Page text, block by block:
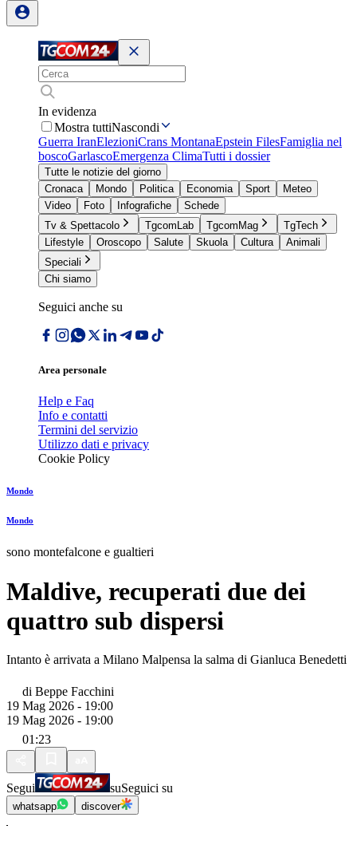
In evidenza
Mostra tuttiNascondi
Guerra IranElezioniCrans MontanaEpstein FilesFamiglia nel
boscoGarlascoEmergenza ClimaTutti i dossier
Tutte le notizie del giorno
Cronaca
Mondo Politica Economia Sport
Meteo
Video
Foto Infografiche
Schede
Tv & Spettacolo
TgcomLab TgcomMag
TgTech
Lifestyle
Oroscopo Salute Skuola Cultura
Animali
Speciali
Chi siamo
Seguici anche su
Area personale
Help e Faq
Info e contatti
Termini del servizio
Utilizzo dati e privacy
Cookie Policy
Mondo
Mondo
sono montefalcone e gualtieri
Maldive, recuperati due dei
quattro sub dispersi
Intanto è arrivata a Milano Malpensa la salma di Gianluca Benedetti
di Beppe Facchini
19 Mag 2026 - 19:00
19 Mag 2026 - 19:00
01:23
Segui suSeguici su
whatsapp discover